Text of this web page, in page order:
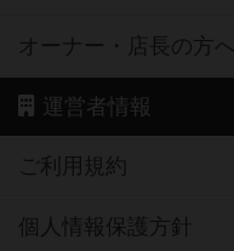
オーナー・店長の方へ
運営者情報
ご利用規約
個人情報保護方針